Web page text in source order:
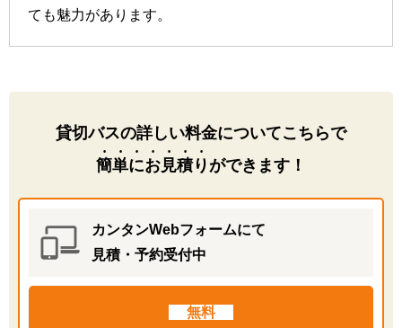
ても魅力があります。
貸切バスの詳しい料金についてこちらで
簡単にお見積り ができます！
カンタンWebフォームにて
見積・予約受付中
無料